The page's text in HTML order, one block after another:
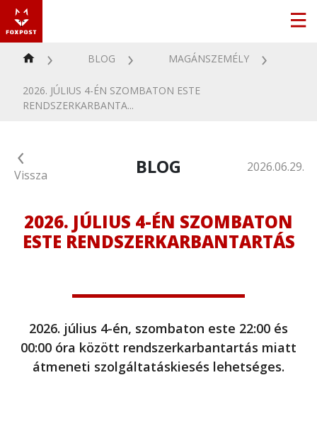
BLOG MAGÁNSZEMÉLY
2026. JÚLIUS 4-ÉN SZOMBATON ESTE
RENDSZERKARBANTA...
Vissza BLOG 2026.06.29.
2026. JÚLIUS 4-ÉN SZOMBATON
ESTE RENDSZERKARBANTARTÁS
2026. július 4-én, szombaton este 22:00 és
00:00 óra között rendszerkarbantartás miatt
átmeneti szolgáltatáskiesés lehetséges.